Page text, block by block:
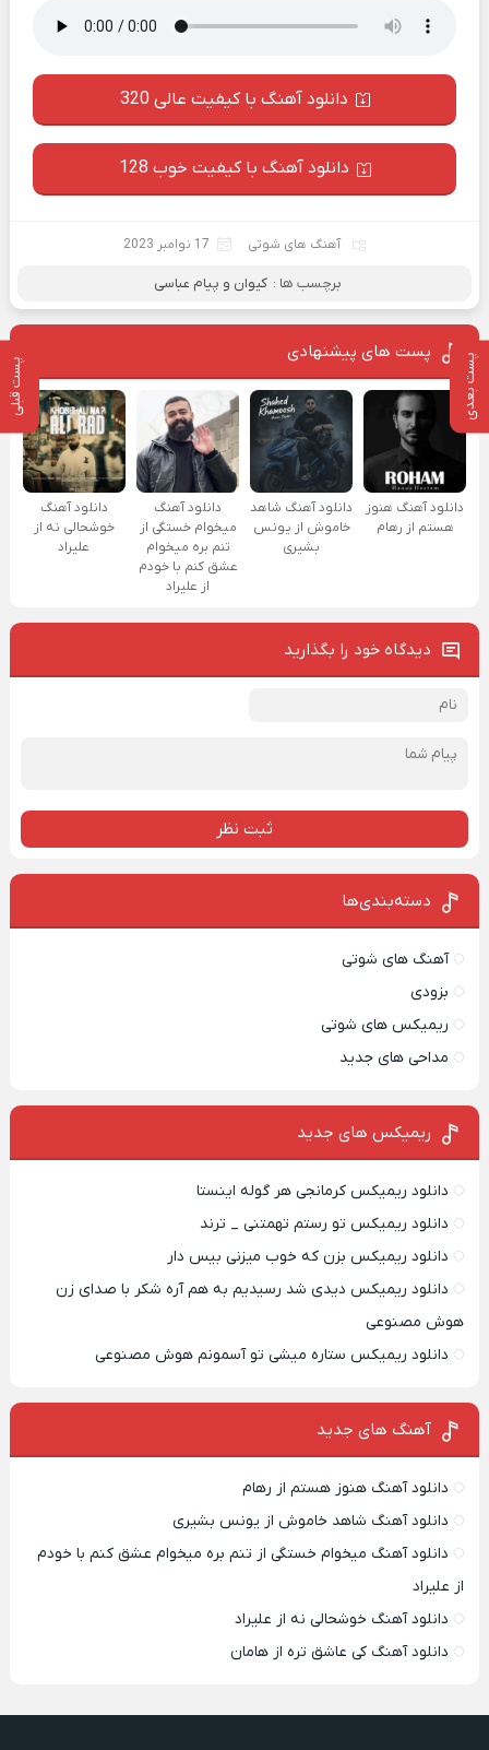
پست بعدی پست قبلی
دانلود آهنگ با کیفیت عالی 320
دانلود آهنگ با کیفیت خوب 128
آهنگ های شوتی 17 نوامبر 2023
برچسب ها : کیوان و پیام عباسی
پست های پیشنهادی
دانلود آهنگ هنوز
هستم از رهام
دانلود آهنگ شاهد
خاموش از یونس
بشیری
دانلود آهنگ
میخوام خستگی از
تنم بره میخوام
عشق کنم با خودم
از علیراد
دانلود آهنگ
خوشحالی نه از
علیراد
دیدگاه خود را بگذارید
ثبت نظر
دسته‌بندی‌ها
آهنگ های شوتی
بزودی
ریمیکس های شوتی
مداحی های جدید
ریمیکس‌ های جدید
دانلود ریمیکس کرمانجی هر گوله اینستا
دانلود ریمیکس تو رستم تهمتنی _ ترند
دانلود ریمیکس بزن که خوب میزنی بیس دار
دانلود ریمیکس دیدی شد رسیدیم به هم آره شکر با صدای زن
هوش مصنوعی
دانلود ریمیکس ستاره میشی تو آسمونم هوش مصنوعی
آهنگ های جدید
دانلود آهنگ هنوز هستم از رهام
دانلود آهنگ شاهد خاموش از یونس بشیری
دانلود آهنگ میخوام خستگی از تنم بره میخوام عشق کنم با خودم
از علیراد
دانلود آهنگ خوشحالی نه از علیراد
دانلود آهنگ کی عاشق تره از هامان